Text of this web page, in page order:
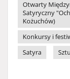
Otwarty
Satyryczny
Kożuchów)
Konkursy i
Satyra